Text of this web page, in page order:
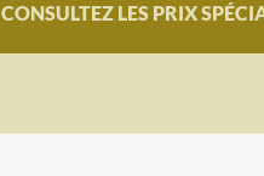
CONSULTEZ LES PRIX